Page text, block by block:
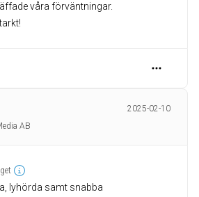
våra förväntningar.
2025-02-10
AB
lyhörda samt snabba